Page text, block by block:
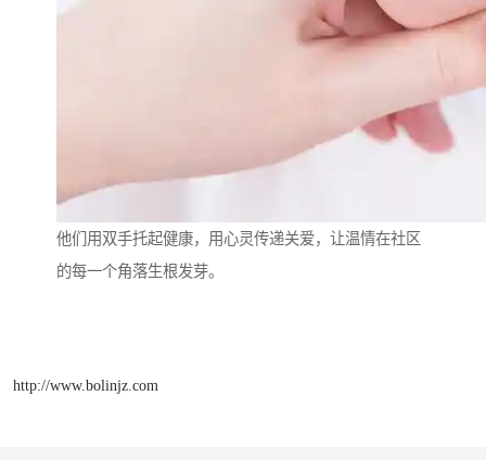
他们用双手托起健康，用心灵传递关爱，让温情在社区
的每一个角落生根发芽。
http://www.bolinjz.com